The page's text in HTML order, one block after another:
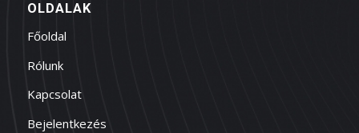
OLDALAK
Főoldal
Rólunk
Kapcsolat
Bejelentkezés